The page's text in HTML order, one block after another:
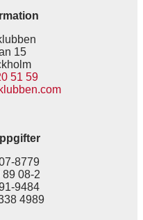
15
51 59
8779
89 08-2
9484
4989